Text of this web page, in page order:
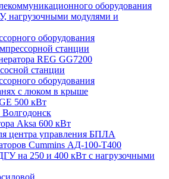
оборудования
нагрузочными модулями и
оборудования
станции
REG GG7200
станции
оборудования
с люком в крыше
500 кВт
Aksa 600 кВт
центра управления БПЛА
Cummins АД-100-Т400
на 250 и 400 кВт с нагрузочными